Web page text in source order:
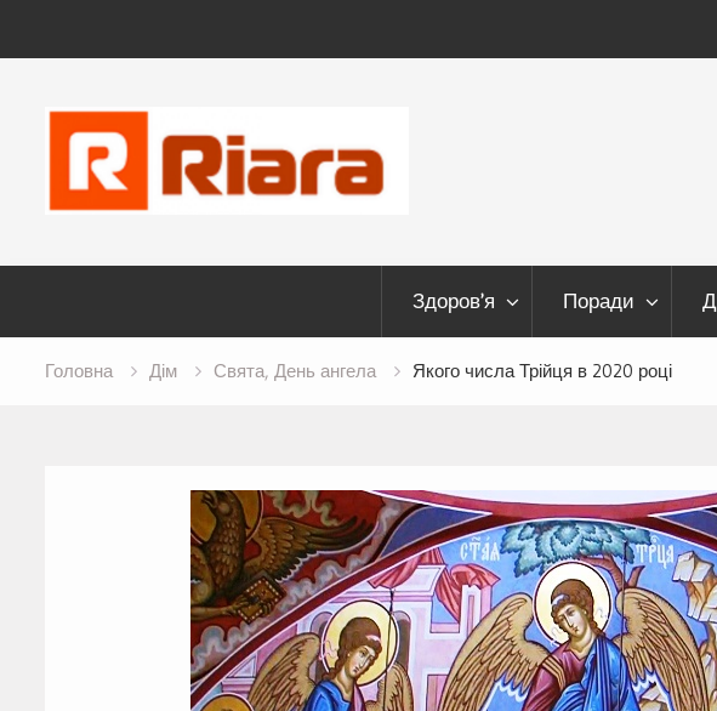
content
Здоров’я Поради
Головна Дім Свята, День ангела Якого числа Трійця в 2020 році